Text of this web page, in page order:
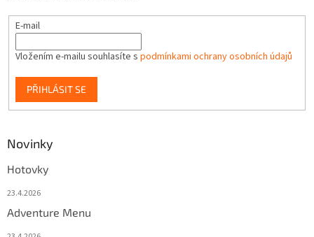
E-mail
Vložením e-mailu souhlasíte s podmínkami ochrany osobních údajů
PŘIHLÁSIT SE
Novinky
Hotovky
23.4.2026
Adventure Menu